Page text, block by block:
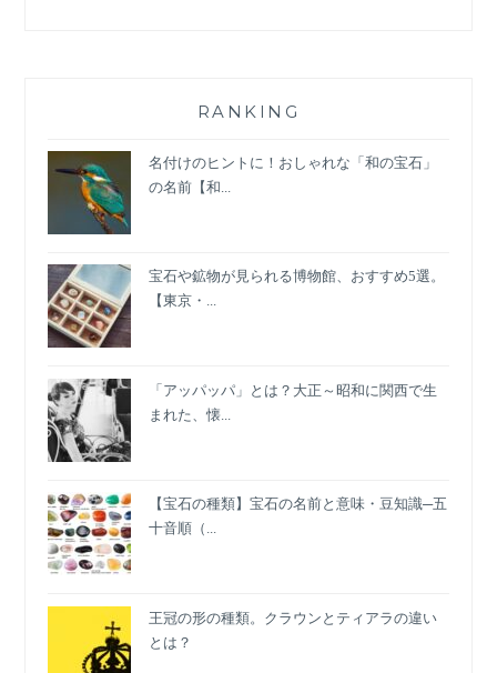
つ
キ
と
RANKING
名付けのヒントに！おしゃれな「和の宝石」
の名前【和...
宝石や鉱物が見られる博物館、おすすめ5選。
【東京・...
「アッパッパ」とは？大正～昭和に関西で生
まれた、懐...
【宝石の種類】宝石の名前と意味・豆知識─五
十音順（...
王冠の形の種類。クラウンとティアラの違い
とは？